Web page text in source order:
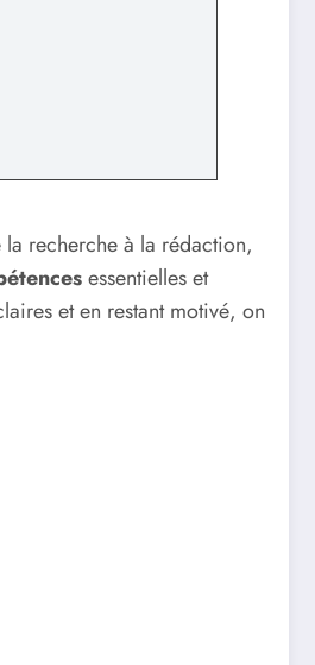
la recherche à la rédaction,
essentielles et
et en restant motivé, on